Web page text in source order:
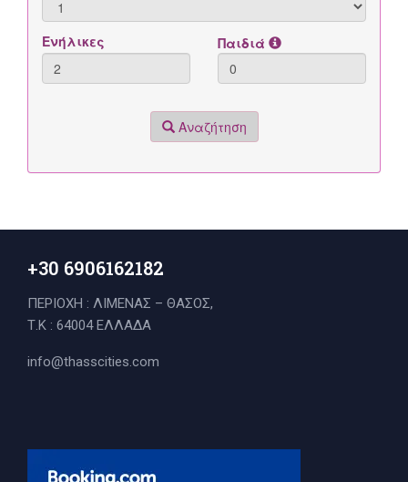
+30 6906162182
ΠΕΡΙΟΧΗ : ΛΙΜΕΝΑΣ – ΘΑΣΟΣ,
Τ.Κ : 64004 ΕΛΛΑΔΑ
info@thasscities.com